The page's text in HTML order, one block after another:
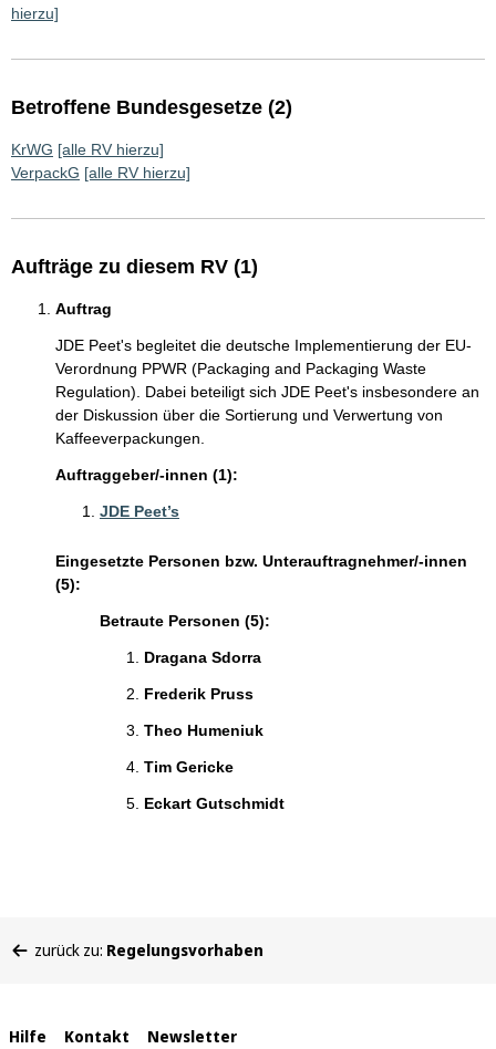
hierzu]
Betroffene Bundesgesetze (2)
KrWG [alle RV hierzu]
VerpackG [alle RV hierzu]
Aufträge zu diesem RV (1)
Auftrag
JDE Peet's begleitet die deutsche Implementierung der EU-
Verordnung PPWR (Packaging and Packaging Waste
Regulation). Dabei beteiligt sich JDE Peet's insbesondere an
der Diskussion über die Sortierung und Verwertung von
Kaffeeverpackungen.
Auftraggeber/-innen (1):
JDE Peet’s
Eingesetzte Personen bzw. Unterauftragnehmer/-innen
(5):
Betraute Personen (5):
Dragana Sdorra
Frederik Pruss
Theo Humeniuk
Tim Gericke
Eckart Gutschmidt
befinden
zurück zu: Regelungsvorhaben
Interne
Hilfe Kontakt Newsletter